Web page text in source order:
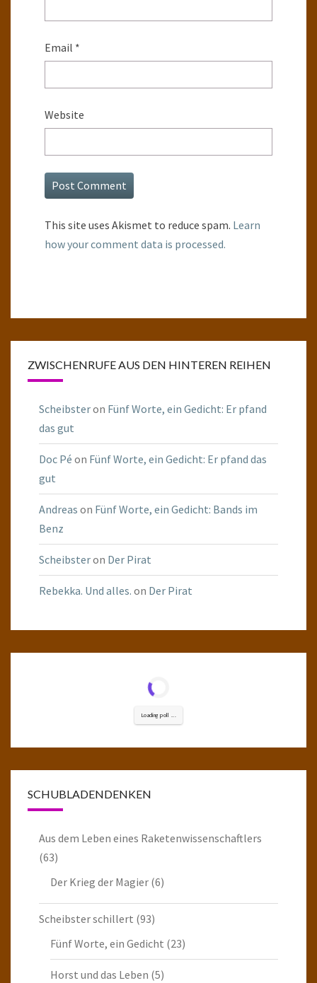
Email *
Website
This site uses Akismet to reduce spam. Learn
how your comment data is processed.
ZWISCHENRUFE AUS DEN HINTEREN REIHEN
Scheibsteron Fünf Worte, ein Gedicht: Er pfand
das gut
Doc Pé on Fünf Worte, ein Gedicht: Er pfand das
gut
Andreas on Fünf Worte, ein Gedicht: Bands im
Benz
Scheibsteron Der Pirat
Rebekka. Und alles. on Der Pirat
Loading poll ...
SCHUBLADENDENKEN
Aus dem Leben eines Raketenwissenschaftlers
(63)
Der Krieg der Magier (6)
Scheibster schillert (93)
Fünf Worte, ein Gedicht (23)
Horst und das Leben (5)